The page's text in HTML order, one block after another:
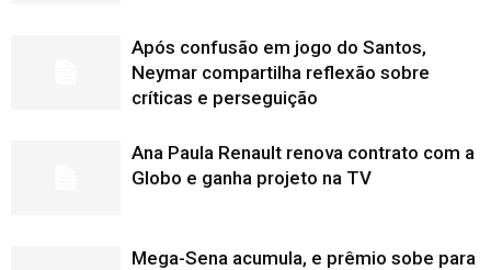
Após confusão em jogo do Santos,
Neymar compartilha reflexão sobre
críticas e perseguição
Ana Paula Renault renova contrato com a
Globo e ganha projeto na TV
Mega-Sena acumula, e prêmio sobe para